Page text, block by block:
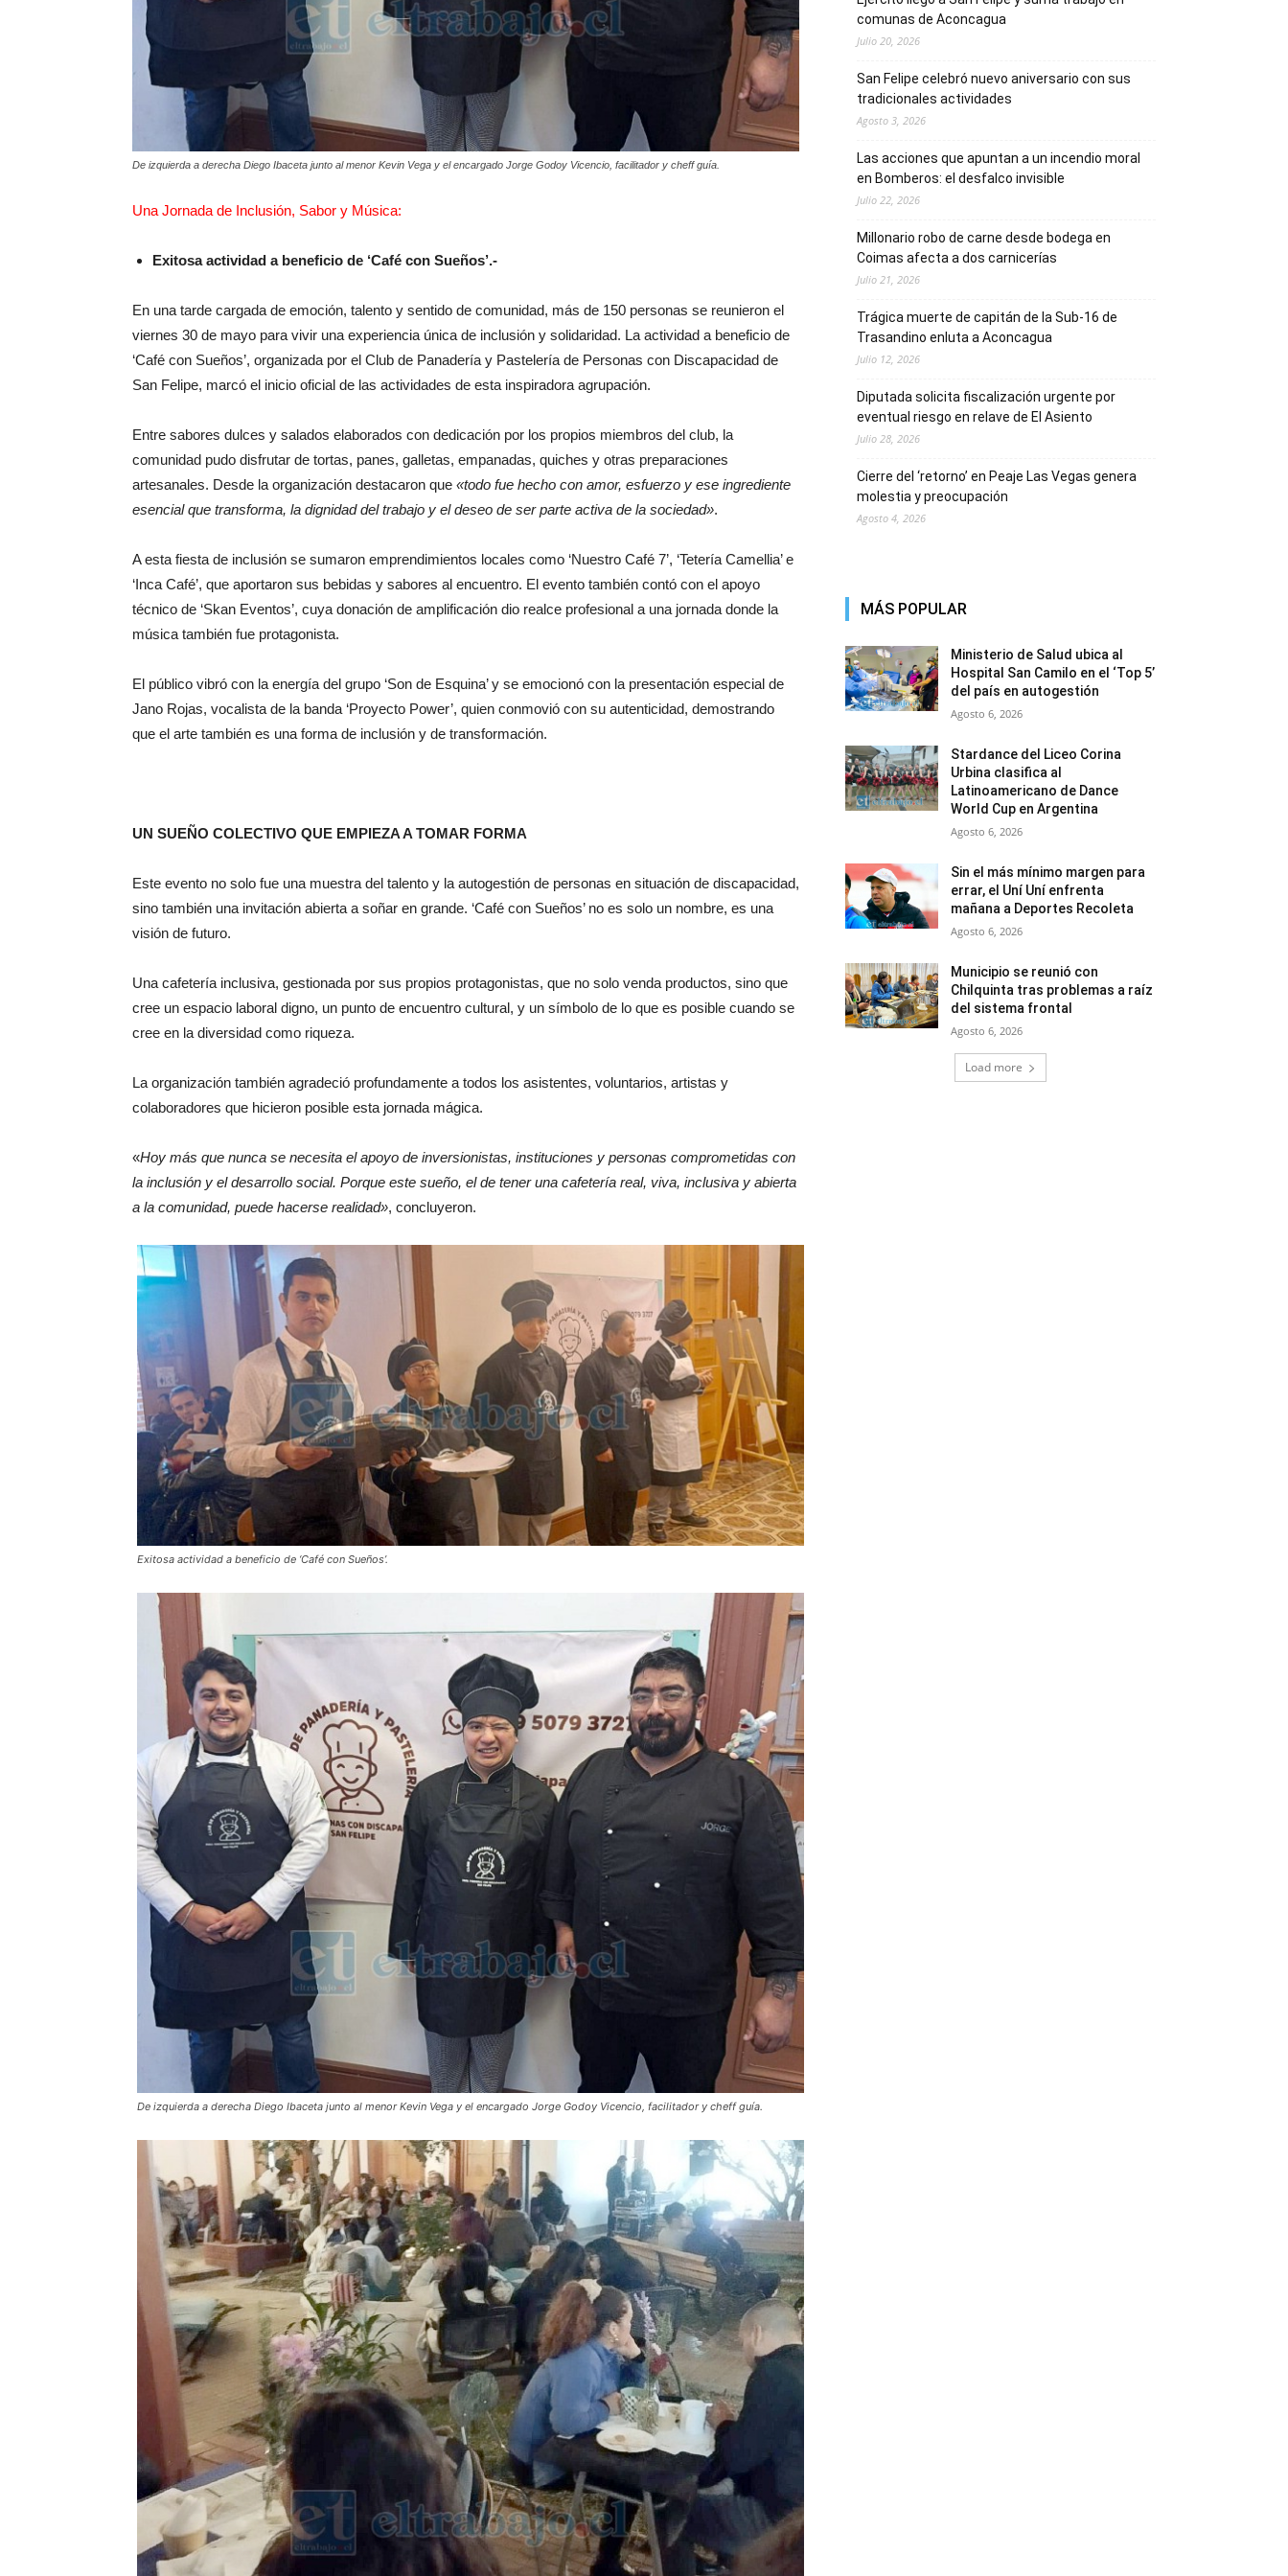
De izquierda a derecha Diego Ibaceta junto al menor Kevin Vega y el encargado Jorge Godoy Vicencio, facilitador y cheff guía.
Una Jornada de Inclusión, Sabor y Música:
Exitosa actividad a beneficio de ‘Café con Sueños’.-
En una tarde cargada de emoción, talento y sentido de comunidad, más de 150 personas se reunieron el
viernes 30 de mayo para vivir una experiencia única de inclusión y solidaridad. La actividad a beneficio de
‘Café con Sueños’, organizada por el Club de Panadería y Pastelería de Personas con Discapacidad de
San Felipe, marcó el inicio oficial de las actividades de esta inspiradora agrupación.
Entre sabores dulces y salados elaborados con dedicación por los propios miembros del club, la
comunidad pudo disfrutar de tortas, panes, galletas, empanadas, quiches y otras preparaciones
artesanales. Desde la organización destacaron que «todo fue hecho con amor, esfuerzo y ese ingrediente
esencial que transforma, la dignidad del trabajo y el deseo de ser parte activa de la sociedad».
A esta fiesta de inclusión se sumaron emprendimientos locales como ‘Nuestro Café 7’, ‘Tetería Camellia’ e
‘Inca Café’, que aportaron sus bebidas y sabores al encuentro. El evento también contó con el apoyo
técnico de ‘Skan Eventos’, cuya donación de amplificación dio realce profesional a una jornada donde la
música también fue protagonista.
El público vibró con la energía del grupo ‘Son de Esquina’ y se emocionó con la presentación especial de
Jano Rojas, vocalista de la banda ‘Proyecto Power’, quien conmovió con su autenticidad, demostrando
que el arte también es una forma de inclusión y de transformación.
UN SUEÑO COLECTIVO QUE EMPIEZA A TOMAR FORMA
Este evento no solo fue una muestra del talento y la autogestión de personas en situación de discapacidad,
sino también una invitación abierta a soñar en grande. ‘Café con Sueños’ no es solo un nombre, es una
visión de futuro.
Una cafetería inclusiva, gestionada por sus propios protagonistas, que no solo venda productos, sino que
cree un espacio laboral digno, un punto de encuentro cultural, y un símbolo de lo que es posible cuando se
cree en la diversidad como riqueza.
La organización también agradeció profundamente a todos los asistentes, voluntarios, artistas y
colaboradores que hicieron posible esta jornada mágica.
«Hoy más que nunca se necesita el apoyo de inversionistas, instituciones y personas comprometidas con
la inclusión y el desarrollo social. Porque este sueño, el de tener una cafetería real, viva, inclusiva y abierta
a la comunidad, puede hacerse realidad», concluyeron.
Exitosa actividad a beneficio de ‘Café con Sueños’.
De izquierda a derecha Diego Ibaceta junto al menor Kevin Vega y el encargado Jorge Godoy Vicencio, facilitador y cheff guía.
comunas de Aconcagua
Julio 20, 2026
San Felipe celebró nuevo aniversario con sus
tradicionales actividades
Agosto 3, 2026
Las acciones que apuntan a un incendio moral
en Bomberos: el desfalco invisible
Julio 22, 2026
Millonario robo de carne desde bodega en
Coimas afecta a dos carnicerías
Julio 21, 2026
Trágica muerte de capitán de la Sub-16 de
Trasandino enluta a Aconcagua
Julio 12, 2026
Diputada solicita fiscalización urgente por
eventual riesgo en relave de El Asiento
Julio 28, 2026
Cierre del ‘retorno’ en Peaje Las Vegas genera
molestia y preocupación
Agosto 4, 2026
MÁS POPULAR
Ministerio de Salud ubica al
Hospital San Camilo en el ‘Top 5’
del país en autogestión
Agosto 6, 2026
Stardance del Liceo Corina
Urbina clasifica al
Latinoamericano de Dance
World Cup en Argentina
Agosto 6, 2026
Sin el más mínimo margen para
errar, el Uní Uní enfrenta
mañana a Deportes Recoleta
Agosto 6, 2026
Municipio se reunió con
Chilquinta tras problemas a raíz
del sistema frontal
Agosto 6, 2026
Load more